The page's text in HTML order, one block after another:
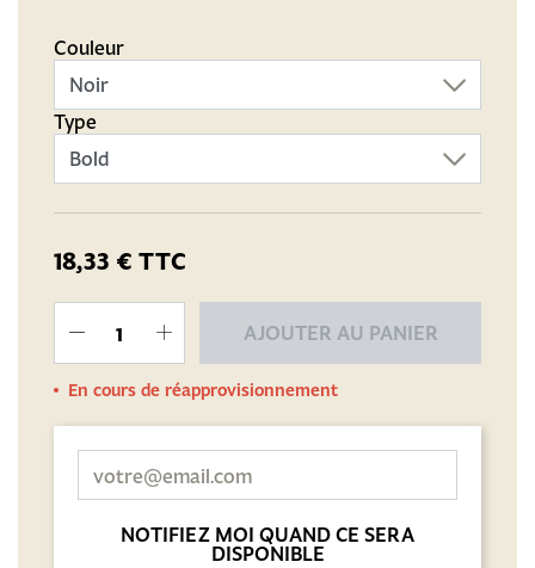
Couleur
Type
18,33 € TTC
AJOUTER AU PANIER
En cours de réapprovisionnement
NOTIFIEZ MOI QUAND CE SERA
DISPONIBLE